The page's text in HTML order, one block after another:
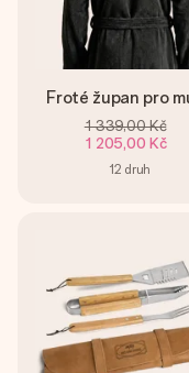
Froté župan pro
1 339,00 Kč
1 205,00 Kč
12 druh